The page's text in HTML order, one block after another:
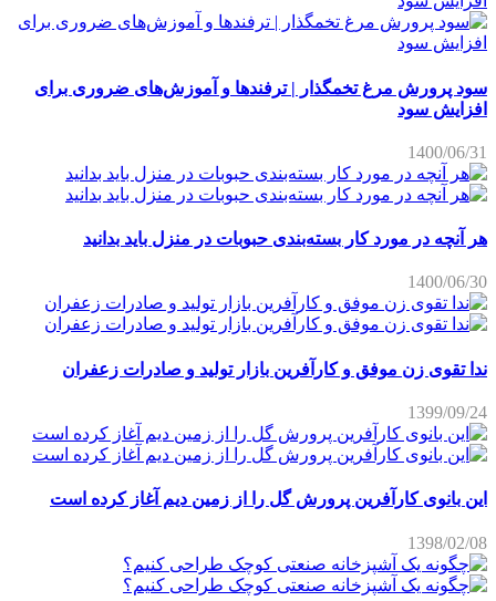
سود پرورش مرغ تخمگذار | ترفندها و آموزش‌های ضروری برای
افزایش سود
1400/06/31
هر آنچه در مورد کار بسته‌بندی حبوبات در منزل باید بدانید
1400/06/30
ندا تقوی زن موفق و کارآفرین بازار تولید و صادرات زعفران
1399/09/24
این بانوی کارآفرین پرورش گل را از زمین دیم آغاز کرده است
1398/02/08